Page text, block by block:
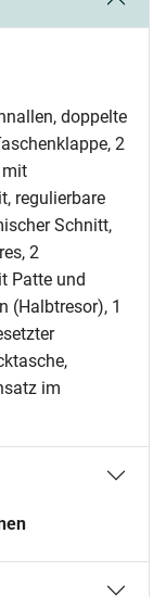
doppelte
2
mit
regulierbare
Schnitt,
2
Patte und
(Halbtresor), 1
im